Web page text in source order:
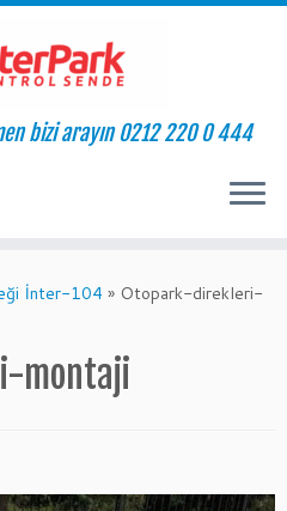
bizi arayın 0212 220 0 444
İnter-104 » Otopark-direkleri-
montaji